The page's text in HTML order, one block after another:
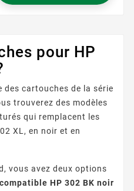
pour HP
des cartouches de la série
trouverez des modèles
qui remplacent les
XL, en noir et en
vous avez deux options
HP 302 BK noir